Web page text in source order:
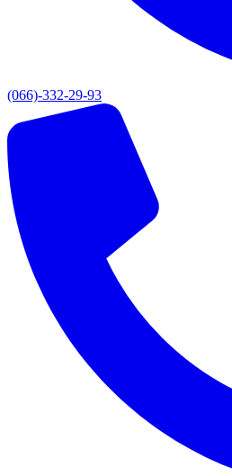
(066)-332-29-93